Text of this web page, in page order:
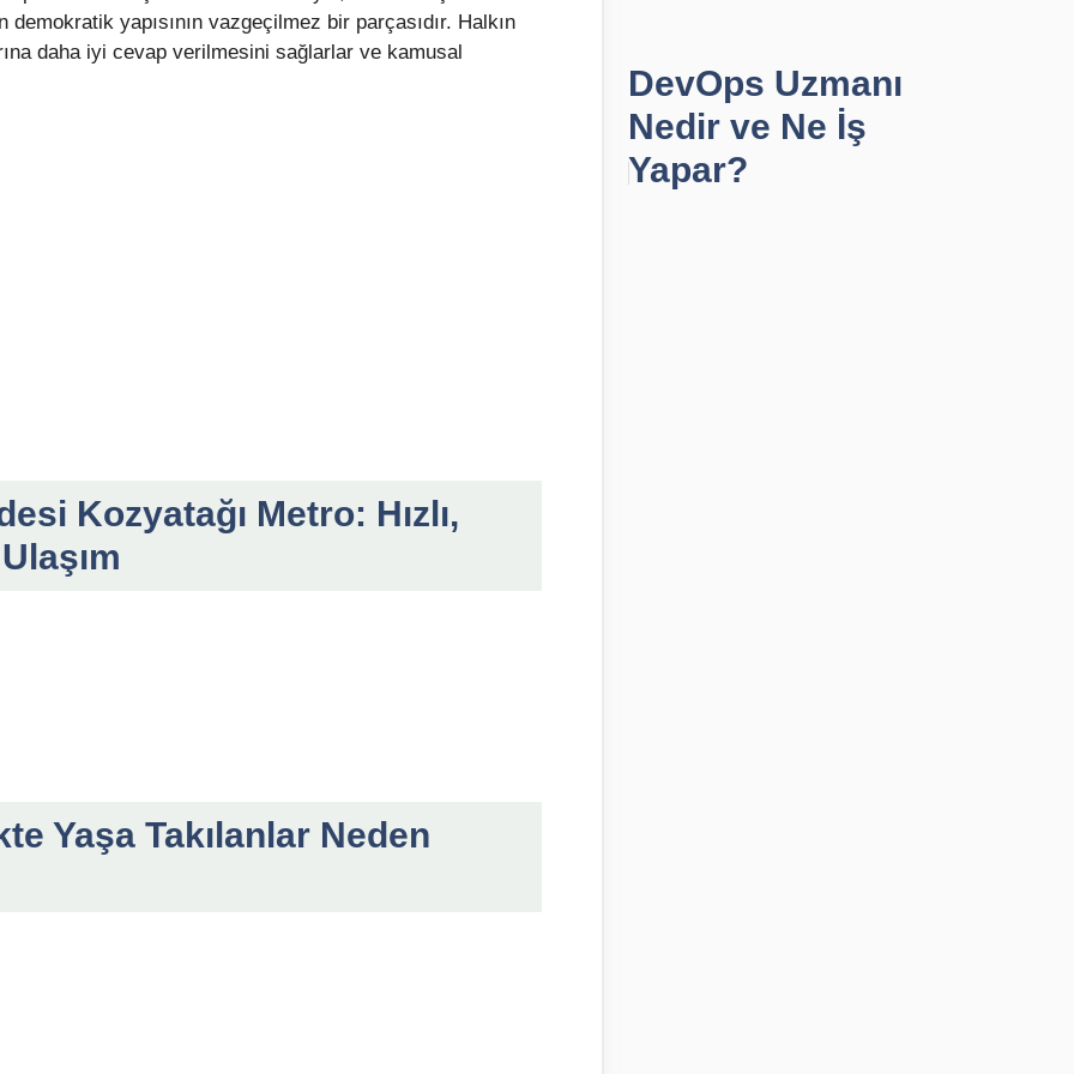
yapısının vazgeçilmez bir parçasıdır. Halkın
daha iyi cevap verilmesini sağlarlar ve kamusal
Kozyatağı Metro: Hızlı,
Yaşa Takılanlar Neden
DevOps Uzmanı
Nedir ve Ne İş
Yapar?